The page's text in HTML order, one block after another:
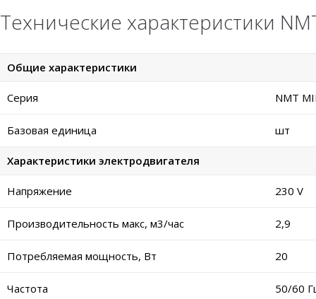
Технические характеристики
Общие характеристики
Серия NMT
Базовая единица шт
Характеристики электродвигателя
Напряжение 230 V
Производительность макс, м3/час 2,9
Потребляемая мощность, Вт 20
Частота 50/60